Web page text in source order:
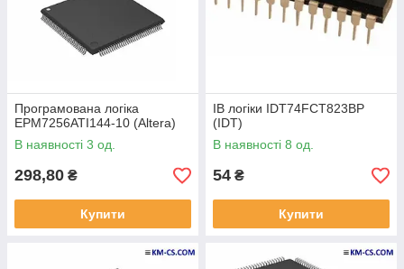
Програмована логіка
EPM7256ATI144-10 (Altera)
В наявності 3 од.
298,80 ₴
Купити
ІВ логіки IDT74FCT823BP
(IDT)
В наявності 8 од.
54 ₴
Купити